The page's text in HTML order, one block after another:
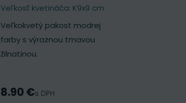
Veľkosť kvetináča: K9x9 cm
Veľkokvetý pakost modrej
farby s výraznou tmavou
žilnatinou.
Cena
8.90 €s DPH